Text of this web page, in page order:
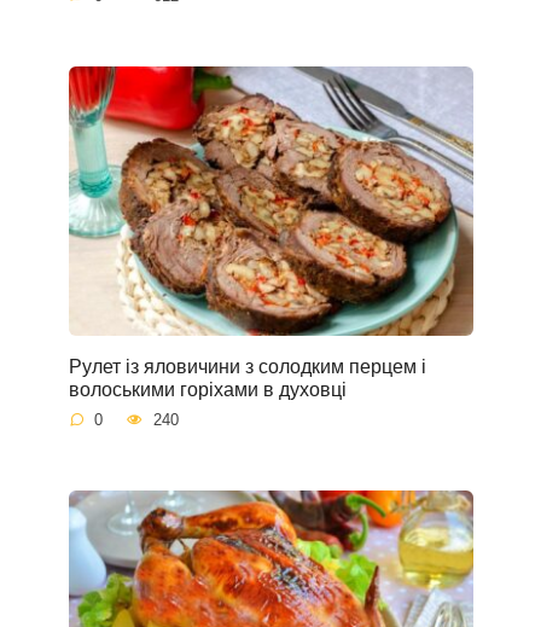
Рулет із яловичини з солодким перцем і
волоськими горіхами в духовці
0 240